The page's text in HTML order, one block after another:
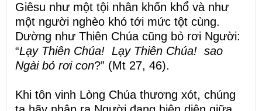
Giêsu như một tội nhân khốn khổ và như
một người nghèo khó tới mức tột cùng.
Dường như Thiên Chúa cũng bỏ rơi Người:
“Lạy Thiên Chúa! Lạy Thiên Chúa! sao
Ngài bỏ rơi con?” (Mt 27, 46).
Khi tôn vinh Lòng Chúa thương xót, chúng